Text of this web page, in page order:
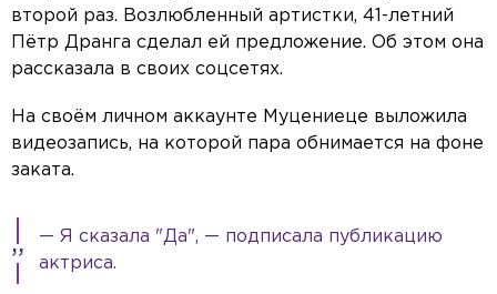
второй раз. Возлюбленный артистки, 41-летний
Пётр Дранга сделал ей предложение. Об этом она
рассказала в своих соцсетях.
На своём личном аккаунте Муцениеце выложила
видеозапись, на которой пара обнимается на фоне
заката.
— Я сказала "Да", — подписала публикацию
актриса.